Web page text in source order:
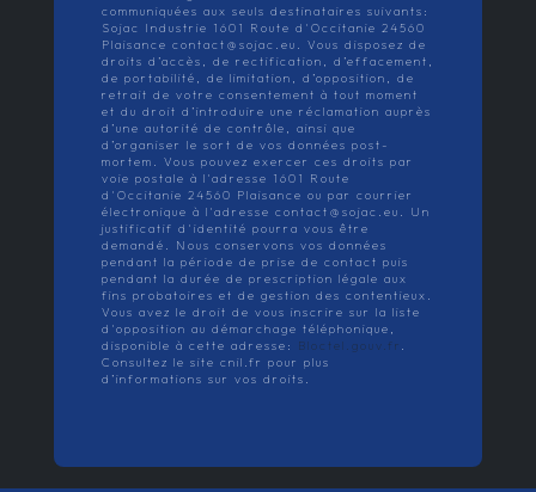
communiquées aux seuls destinataires suivants:
Sojac Industrie 1601 Route d'Occitanie 24560
Plaisance contact@sojac.eu. Vous disposez de
droits d’accès, de rectification, d’effacement,
de portabilité, de limitation, d’opposition, de
retrait de votre consentement à tout moment
et du droit d’introduire une réclamation auprès
d’une autorité de contrôle, ainsi que
d’organiser le sort de vos données post-
mortem. Vous pouvez exercer ces droits par
voie postale à l'adresse 1601 Route
d'Occitanie 24560 Plaisance ou par courrier
électronique à l'adresse contact@sojac.eu. Un
justificatif d'identité pourra vous être
demandé. Nous conservons vos données
pendant la période de prise de contact puis
pendant la durée de prescription légale aux
fins probatoires et de gestion des contentieux.
Vous avez le droit de vous inscrire sur la liste
d'opposition au démarchage téléphonique,
disponible à cette adresse: Bloctel.gouv.fr .
Consultez le site cnil.fr pour plus
d’informations sur vos droits.